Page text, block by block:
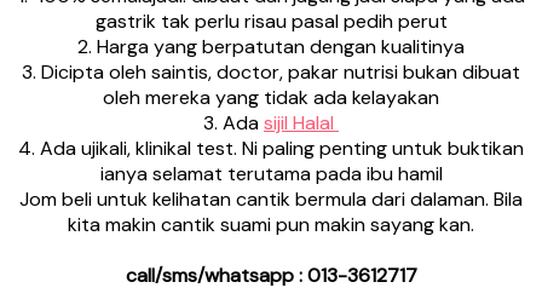
gastrik tak perlu risau pasal pedih perut
2. Harga yang berpatutan dengan kualitinya
3. Dicipta oleh saintis, doctor, pakar nutrisi bukan dibuat
oleh mereka yang tidak ada kelayakan
3. Adasijil Halal
4. Ada ujikali, klinikal test. Ni paling penting untuk buktikan
ianya selamat terutama pada ibu hamil
Jom beli untuk kelihatan cantik bermula dari dalaman. Bila
kita makin cantik suami pun makin sayang kan.
call/sms/whatsapp : 013-3612717